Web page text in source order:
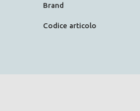
Brand
Codice articolo